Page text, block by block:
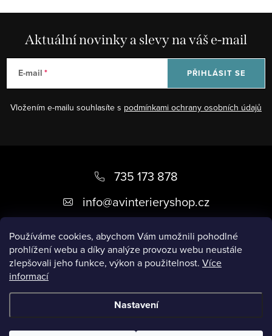
Používáme cookies, abychom Vám umožnili pohodlné
prohlížení webu a díky analýze provozu webu neustále
zlepšovali jeho funkce, výkon a použitelnost. Více
informací
Nastavení
Aktuální novinky a slevy na váš e-mail
E-mail
Vložením e-mailu souhlasíte s podmínkami ochrany osobních údajů
PŘIHLÁSIT SE
a
735 173 878
info@avinterieryshop.cz
Užitečné informace
Copyright 2026AV Interiéry. Všechna práva vyhrazena.